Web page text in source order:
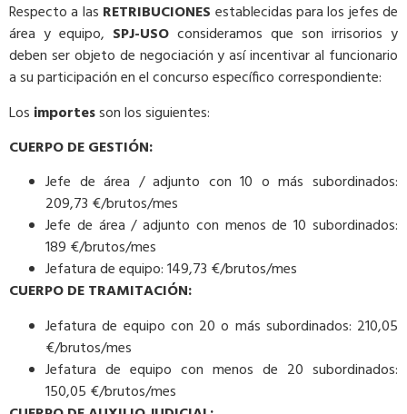
Respecto a las RETRIBUCIONES establecidas para los jefes de
área y equipo, SPJ-USO consideramos que son irrisorios y
deben ser objeto de negociación y así incentivar al funcionario
a su participación en el concurso específico correspondiente:
Los importesson los siguientes:
CUERPO DE GESTIÓN:
Jefe de área / adjunto con 10 o más subordinados:
209,73 €/brutos/mes
Jefe de área / adjunto con menos de 10 subordinados:
189 €/brutos/mes
Jefatura de equipo: 149,73 €/brutos/mes
CUERPO DE TRAMITACIÓN:
Jefatura de equipo con 20 o más subordinados: 210,05
€/brutos/mes
Jefatura de equipo con menos de 20 subordinados:
150,05 €/brutos/mes